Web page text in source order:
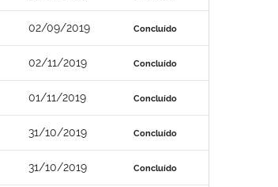
02/09/2019 Concluído
02/11/2019 Concluído
01/11/2019 Concluído
31/10/2019 Concluído
31/10/2019 Concluído